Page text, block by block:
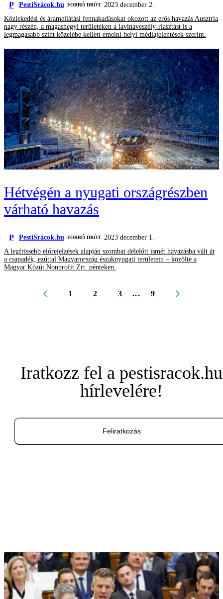
P PestiSrácok.hu FORRÓ DRÓT 2023 december 2.
Közlekedési és áramellátási fennakadásokat okozott az erős havazás Ausztria
nagy részén, a magashegyi területeken a lavinaveszély-riasztást is a
legmagasabb szint közelébe kellett emelni helyi médiajelentések szerint.
Hétvégén a nyugati országrészben
várható havazás
P PestiSrácok.hu FORRÓ DRÓT 2023 december 1.
A legfrissebb előrejelzések alapján szombat délelőtt ismét havazásba vált át
a csapadék, ezúttal Magyarország északnyugati területein – közölte a
Magyar Közút Nonprofit Zrt. pénteken.
1 2 3 ... 9
Iratkozz fel a pestisracok.hu
hírlevelére!
Feliratkozás